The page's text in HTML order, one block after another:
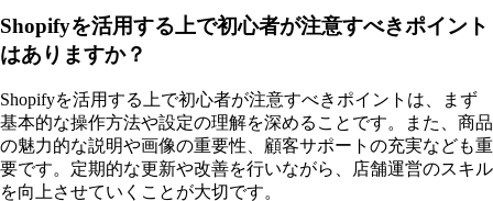
Shopifyを活用する上で初心者が注意すべきポイント
はありますか？
Shopifyを活用する上で初心者が注意すべきポイントは、まず
基本的な操作方法や設定の理解を深めることです。また、商品
の魅力的な説明や画像の重要性、顧客サポートの充実なども重
要です。定期的な更新や改善を行いながら、店舗運営のスキル
を向上させていくことが大切です。